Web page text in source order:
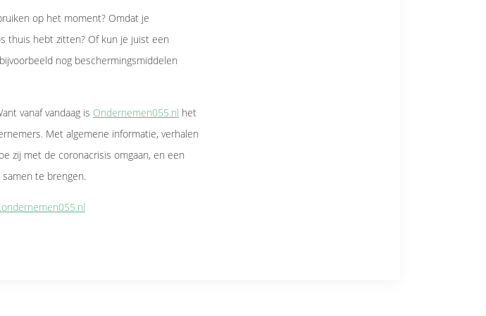
op het moment? Omdat je
thuis hebt zitten? Of kun je juist een
nog beschermingsmiddelen
vanaf vandaag is Ondernemen055.nl het
Met algemene informatie, verhalen
zij met de coronacrisis omgaan, en een
te brengen.